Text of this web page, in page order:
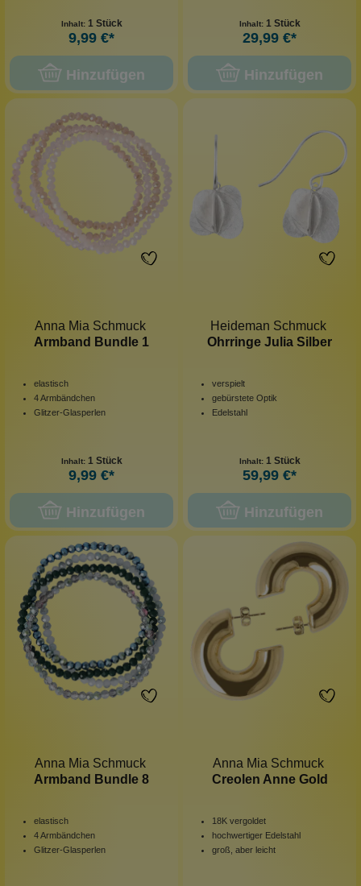
Inhalt: 1 Stück
9,99 €*
Hinzufügen
Inhalt: 1 Stück
29,99 €*
Hinzufügen
Anna Mia Schmuck
Armband Bundle 1
elastisch
4 Armbändchen
Glitzer-Glasperlen
Inhalt: 1 Stück
9,99 €*
Hinzufügen
Heideman Schmuck
Ohrringe Julia Silber
verspielt
gebürstete Optik
Edelstahl
Inhalt: 1 Stück
59,99 €*
Hinzufügen
Anna Mia Schmuck
Armband Bundle 8
elastisch
4 Armbändchen
Glitzer-Glasperlen
Anna Mia Schmuck
Creolen Anne Gold
18K vergoldet
hochwertiger Edelstahl
groß, aber leicht